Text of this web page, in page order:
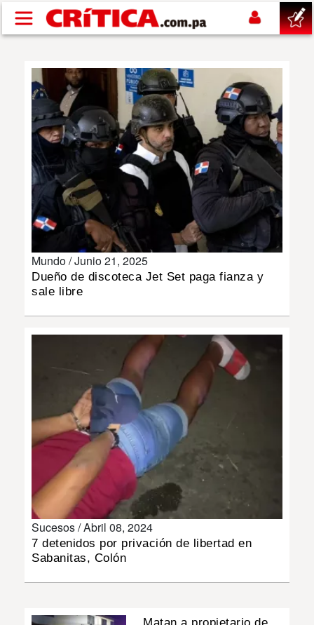
Pasar al contenido principal
SUCESOS
NACIONAL
POLÍTICA
SHOW
DEPORTES
IMPRESO
Mundo /Junio 21, 2025
Dueño de discoteca Jet Set paga fianza y
sale libre
Sucesos /Abril 08, 2024
7 detenidos por privación de libertad en
Sabanitas, Colón